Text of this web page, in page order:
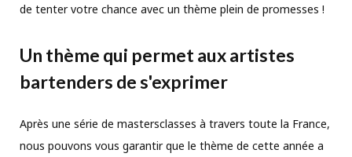
de tenter votre chance avec un thème plein de promesses !
Un thème qui permet aux artistes
bartenders de s'exprimer
Après une série de mastersclasses à travers toute la France,
nous pouvons vous garantir que le thème de cette année a